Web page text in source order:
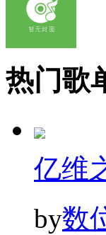
热门歌
亿维
by数